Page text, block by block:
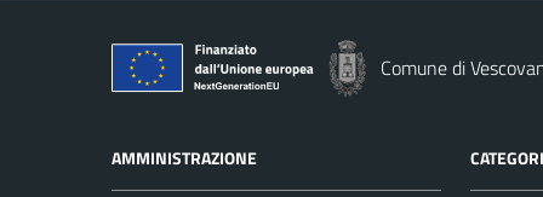
Comune di
AMMINISTRAZIONE